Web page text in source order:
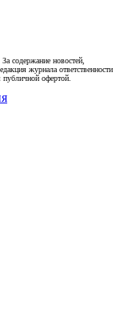
содержание новостей,
журнала ответственности
публичной офертой.